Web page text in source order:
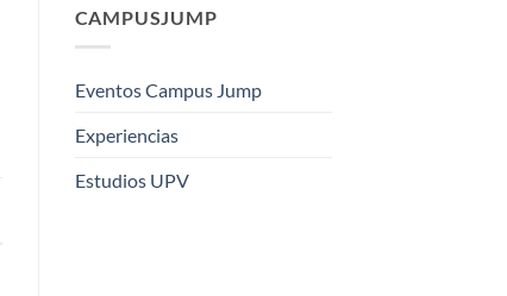
CAMPUSJUMP
Eventos Campus Jump
Experiencias
Estudios UPV